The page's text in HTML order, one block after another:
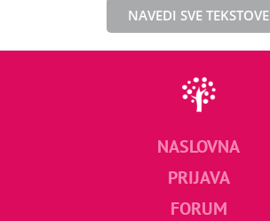
NAVEDI SVE TEKSTOVE
NASLOVNA
PRIJAVA
FORUM